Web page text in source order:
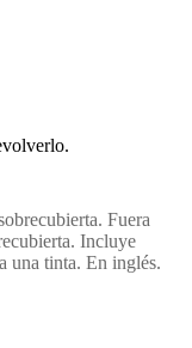
Fuera
Incluye
una tinta. En inglés.